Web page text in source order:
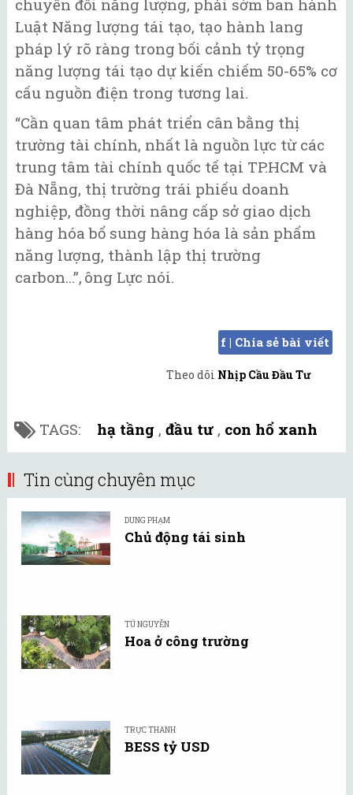
chuyển đổi năng lượng, phải sớm ban hành
Luật Năng lượng tái tạo, tạo hành lang
pháp lý rõ ràng trong bối cảnh tỷ trọng
năng lượng tái tạo dự kiến chiếm 50-65% cơ
cấu nguồn điện trong tương lai.
“Cần quan tâm phát triển cân bằng thị
trường tài chính, nhất là nguồn lực từ các
trung tâm tài chính quốc tế tại TP.HCM và
Đà Nẵng, thị trường trái phiếu doanh
nghiệp, đồng thời nâng cấp sở giao dịch
hàng hóa bổ sung hàng hóa là sản phẩm
năng lượng, thành lập thị trường
carbon...”, ông Lực nói.
f | Chia sẻ bài viết
Theo dõi Nhịp Cầu Đầu Tư
TAGS: hạ tầng , đầu tư , con hổ xanh
Tin cùng chuyên mục
DUNG PHẠM
Chủ động tái sinh
TÚ NGUYỄN
Hoa ở công trường
TRỰC THANH
BESS tỷ USD